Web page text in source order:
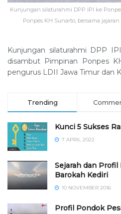
Kunjungan silaturahmi DPP IPI ke
Ponpes KH Sunarto, bersama
Kunjungan silaturahmi DPP
disambut Pimpinan Ponpes
pengurus LDII Jawa Timur dan
Trending
Kunci 5 Sukses
7 APRIL 2022
Sejarah dan
Barokah Kediri
10 NOVEMBER 2016
⁠⁠⁠Profil Pondok